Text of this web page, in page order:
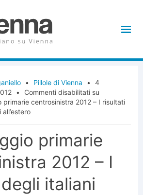
• Pillole di Vienna •
4
• Commenti disabilitati su
primarie centrosinistra 2012 – I risultati
primarie
2012 – I
italiani